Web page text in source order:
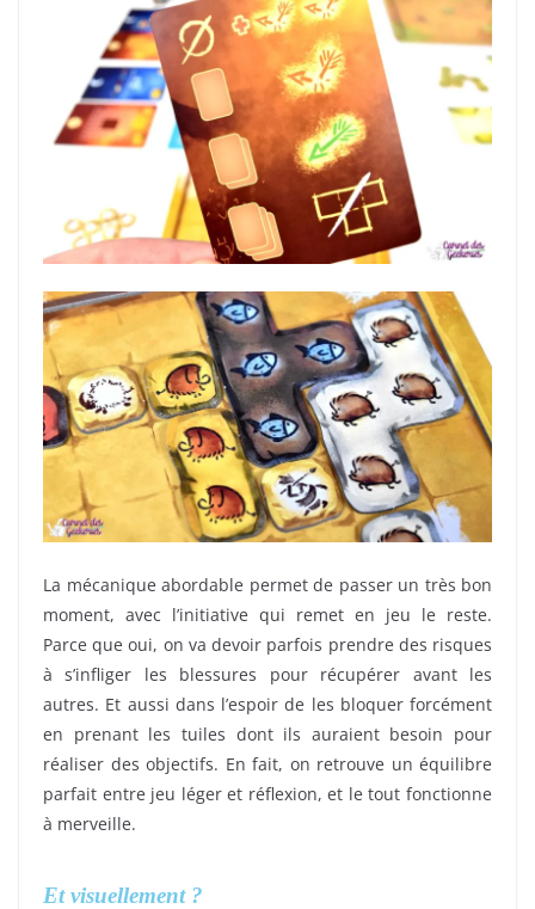
La mécanique abordable permet de passer un très bon
moment, avec l’initiative qui remet en jeu le reste.
Parce que oui, on va devoir parfois prendre des risques
à s’infliger les blessures pour récupérer avant les
autres. Et aussi dans l’espoir de les bloquer forcément
en prenant les tuiles dont ils auraient besoin pour
réaliser des objectifs. En fait, on retrouve un équilibre
parfait entre jeu léger et réflexion, et le tout fonctionne
à merveille.
Et visuellement ?